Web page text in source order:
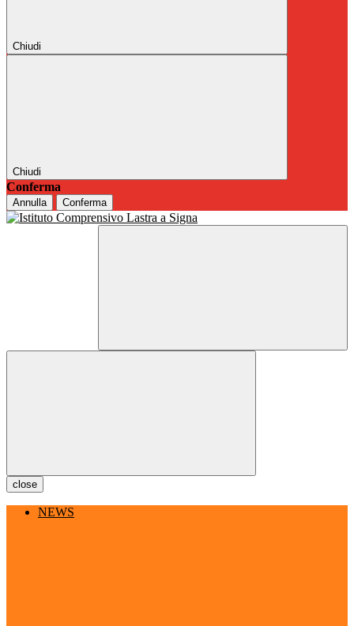
Chiudi
Chiudi
Conferma
Annulla Conferma
close
NEWS